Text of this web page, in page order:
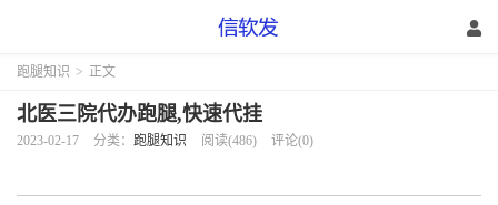
跑腿知识 > 正文
北医三院代办跑腿,快速代挂
2023-02-17 分类： 跑腿知识 阅读(486) 评论(0)